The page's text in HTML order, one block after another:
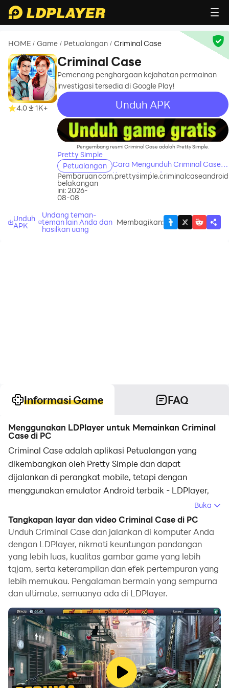
HOME / Game / Petualangan / Criminal Case
4.0 1K+
Criminal Case
Pemenang penghargaan kejahatan permainan
investigasi tersedia di Google Play!
Unduh APK
recommend
Pengembang resmi Criminal Case adalah Pretty Simple.
Pretty Simple
Petualangan
Cara Mengunduh Criminal Case di
Komputer Anda
Pembaruan
belakangan
ini: 2026-
08-08
com.prettysimple.criminalcaseandroid
Unduh
APK
Undang teman-
teman lain Anda dan
hasilkan uang
Membagikan:
Informasi Game FAQ
Menggunakan LDPlayer untuk Memainkan Criminal
Case di PC
Criminal Case adalah aplikasi Petualangan yang
dikembangkan oleh Pretty Simple dan dapat
dijalankan di perangkat mobile, tetapi dengan
menggunakan emulator Android terbaik - LDPlayer,
menjalankannya di komputer Anda.
Dengan menjalankan Criminal Case di komputer, Anda
dapat menjelajah dengan jelas di layar yang lebih
besar, serta mengendalikan aplikasi dengan
menggunakan mouse dan keyboard jauh lebih cepat
daripada menyentuh layar, dan Anda tidak perlu
Berkat fitur multi-instance dan sinkronisasi, Anda juga
dapat menjalankan aplikasi dan akun ganda di
komputer Anda.
Fungsi transfer file antara emulator dan komputer juga
Buka
Tangkapan layar dan video Criminal Case di PC
Unduh Criminal Case dan jalankan di komputer Anda
dengan LDPlayer, nikmati keuntungan pandangan
yang lebih luas, kualitas gambar game yang lebih
tajam, serta keterampilan dan efek pertempuran yang
lebih memukau. Pengalaman bermain yang sempurna
dan ultimate, semuanya ada di LDPlayer.